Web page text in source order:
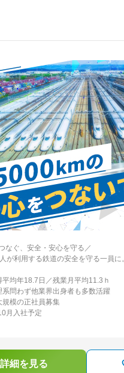
なぐ、安全・安心を守る／
が利用する鉄道の安全を守る一員に。
平均年18.7日／残業月平均11.3ｈ
系問わず他業界出身者も多数活躍
規模の正社員募集
月入社予定
細を見る